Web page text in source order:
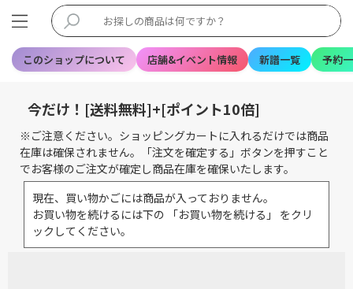
このショップについて 店舗&イベント情報 新譜一覧 予約
今だけ！[送料無料]+[ポイント10倍]
※ご注意ください。ショッピングカートに入れるだけでは商品
在庫は確保されません。「注文を確定する」ボタンを押すこと
でお客様のご注文が確定し商品在庫を確保いたします。
現在、買い物かごには商品が入っておりません。
お買い物を続けるには下の 「お買い物を続ける」 をクリ
ックしてください。